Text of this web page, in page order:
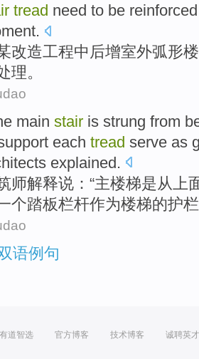
tread need to be reinforced
改造工程中 后增室外弧形
理。
main stair is strung from
each tread serve as
explained.
师解释说 ：“主楼梯是从 上
个踏板栏杆作为楼梯的护
语例句
有道智选 官方博客 技术博客 诚聘英才